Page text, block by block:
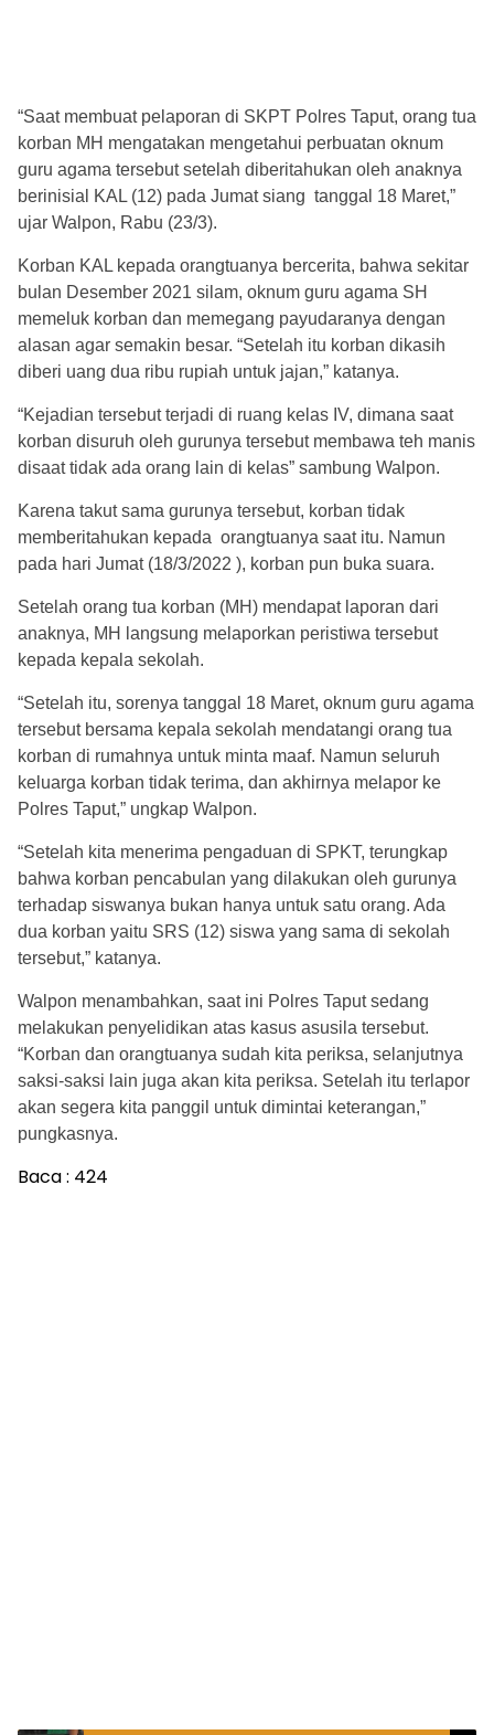
“Saat membuat pelaporan di SKPT Polres Taput, orang tua
korban MH mengatakan mengetahui perbuatan oknum
guru agama tersebut setelah diberitahukan oleh anaknya
berinisial KAL (12) pada Jumat siang tanggal 18 Maret,”
ujar Walpon, Rabu (23/3).
Korban KAL kepada orangtuanya bercerita, bahwa sekitar
bulan Desember 2021 silam, oknum guru agama SH
memeluk korban dan memegang payudaranya dengan
alasan agar semakin besar. “Setelah itu korban dikasih
diberi uang dua ribu rupiah untuk jajan,” katanya.
“Kejadian tersebut terjadi di ruang kelas IV, dimana saat
korban disuruh oleh gurunya tersebut membawa teh manis
disaat tidak ada orang lain di kelas” sambung Walpon.
Karena takut sama gurunya tersebut, korban tidak
memberitahukan kepada orangtuanya saat itu. Namun
pada hari Jumat (18/3/2022 ), korban pun buka suara.
Setelah orang tua korban (MH) mendapat laporan dari
anaknya, MH langsung melaporkan peristiwa tersebut
kepada kepala sekolah.
“Setelah itu, sorenya tanggal 18 Maret, oknum guru agama
tersebut bersama kepala sekolah mendatangi orang tua
korban di rumahnya untuk minta maaf. Namun seluruh
keluarga korban tidak terima, dan akhirnya melapor ke
Polres Taput,” ungkap Walpon.
“Setelah kita menerima pengaduan di SPKT, terungkap
bahwa korban pencabulan yang dilakukan oleh gurunya
terhadap siswanya bukan hanya untuk satu orang. Ada
dua korban yaitu SRS (12) siswa yang sama di sekolah
tersebut,” katanya.
Walpon menambahkan, saat ini Polres Taput sedang
melakukan penyelidikan atas kasus asusila tersebut.
“Korban dan orangtuanya sudah kita periksa, selanjutnya
saksi-saksi lain juga akan kita periksa. Setelah itu terlapor
akan segera kita panggil untuk dimintai keterangan,”
pungkasnya.
Baca : 424